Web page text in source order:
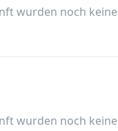
wurden noch
wurden noch